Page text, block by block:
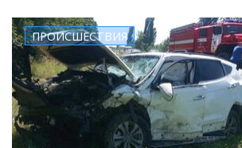
ПРОИСШЕСТВИЯ